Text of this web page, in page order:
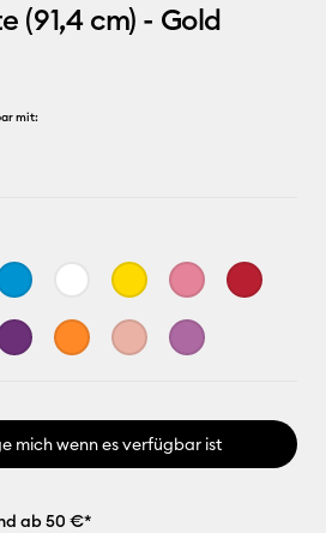
(91,4 cm) - Gold
mit:
mich wenn es verfügbar ist
ab 50 €*